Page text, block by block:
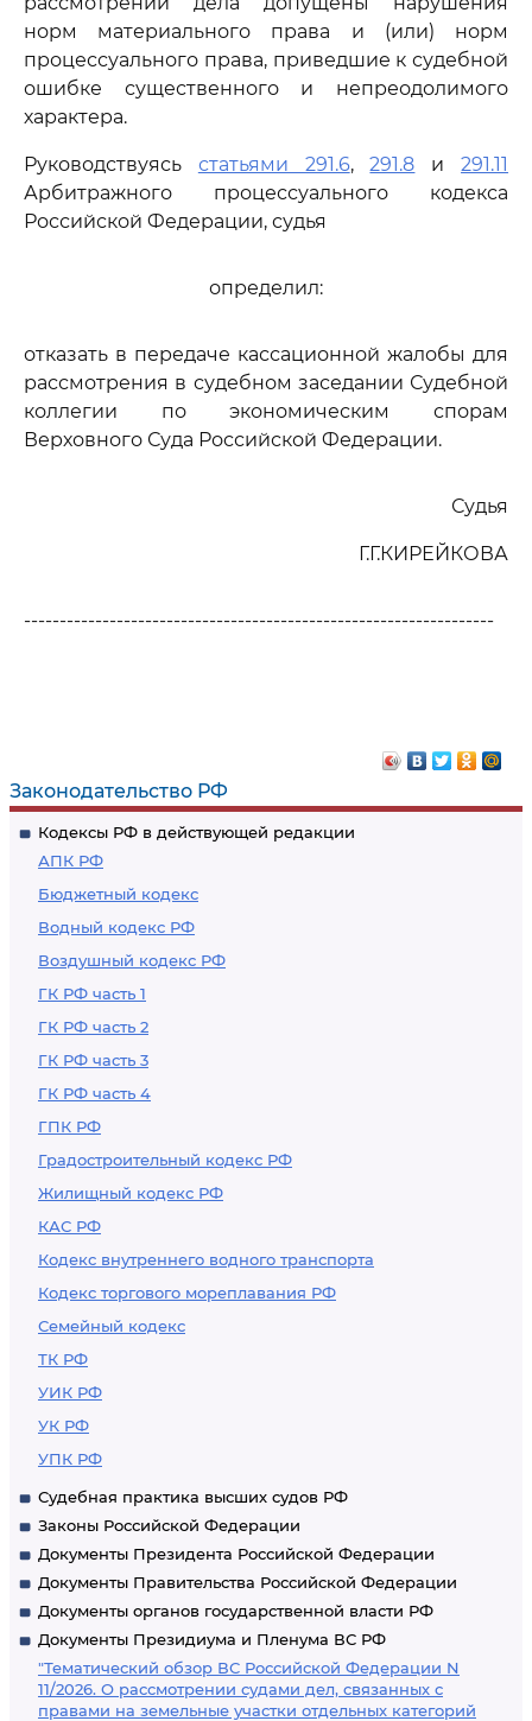
Законодательство РФ
Кодексы РФ в действующей редакции
АПК РФ
Бюджетный кодекс
Водный кодекс РФ
Воздушный кодекс РФ
ГК РФ часть 1
ГК РФ часть 2
ГК РФ часть 3
ГК РФ часть 4
ГПК РФ
Градостроительный кодекс РФ
Жилищный кодекс РФ
КАС РФ
Кодекс внутреннего водного транспорта
Кодекс торгового мореплавания РФ
Семейный кодекс
ТК РФ
УИК РФ
УК РФ
УПК РФ
Судебная практика высших судов РФ
Законы Российской Федерации
Документы Президента Российской Федерации
Документы Правительства Российской Федерации
Документы органов государственной власти РФ
Документы Президиума и Пленума ВС РФ
"Тематический обзор ВС Российской Федерации N
11/2026. О рассмотрении судами дел, связанных с
правами на земельные участки отдельных категорий
норм материального права и (или) норм
процессуального права, приведшие к судебной
ошибке существенного и непреодолимого
характера.
Руководствуясь статьями 291.6,291.8 и291.11
Арбитражного процессуального кодекса
Российской Федерации, судья
определил:
отказать в передаче кассационной жалобы для
рассмотрения в судебном заседании Судебной
коллегии по экономическим спорам
Верховного Суда Российской Федерации.
Судья
Г.Г.КИРЕЙКОВА
------------------------------------------------------------------